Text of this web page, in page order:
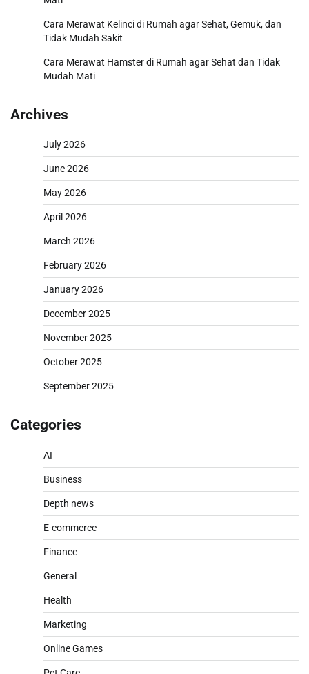
Cara Merawat Kelinci di Rumah agar Sehat, Gemuk, dan
Tidak Mudah Sakit
Cara Merawat Hamster di Rumah agar Sehat dan Tidak
Mudah Mati
Archives
July 2026
June 2026
May 2026
April 2026
March 2026
February 2026
January 2026
December 2025
November 2025
October 2025
September 2025
Categories
AI
Business
Depth news
E-commerce
Finance
General
Health
Marketing
Online Games